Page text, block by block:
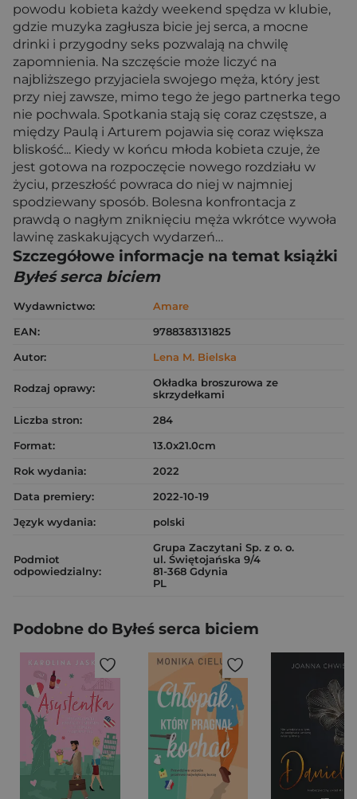
powodu kobieta każdy weekend spędza w klubie,
gdzie muzyka zagłusza bicie jej serca, a mocne
drinki i przygodny seks pozwalają na chwilę
zapomnienia. Na szczęście może liczyć na
najbliższego przyjaciela swojego męża, który jest
przy niej zawsze, mimo tego że jego partnerka tego
nie pochwala. Spotkania stają się coraz częstsze, a
między Paulą i Arturem pojawia się coraz większa
bliskość... Kiedy w końcu młoda kobieta czuje, że
jest gotowa na rozpoczęcie nowego rozdziału w
życiu, przeszłość powraca do niej w najmniej
spodziewany sposób. Bolesna konfrontacja z
prawdą o nagłym zniknięciu męża wkrótce wywoła
lawinę zaskakujących wydarzeń…
Szczegółowe informacje na temat książki
Byłeś serca biciem
Wydawnictwo:
Amare
EAN:
9788383131825
Autor:
Lena M. Bielska
Rodzaj oprawy:
Okładka broszurowa ze
skrzydełkami
Liczba stron:
284
Format:
13.0x21.0cm
Rok wydania:
2022
Data premiery:
2022-10-19
Język wydania:
polski
Podmiot
odpowiedzialny:
Grupa Zaczytani Sp. z o. o.
ul. Świętojańska 9/4
81-368 Gdynia
PL
Podobne do Byłeś serca biciem